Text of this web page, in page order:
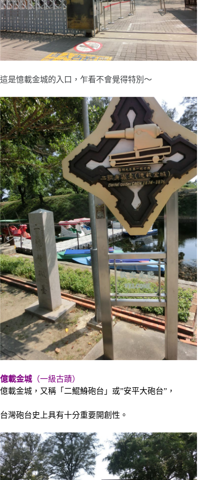
這是憶載金城的入口，乍看不會覺得特別～
億載金城（一級古蹟）
億載金城，又稱「二鯤鯓砲台」或”安平大砲台”，
台灣砲台史上具有十分重要開創性。